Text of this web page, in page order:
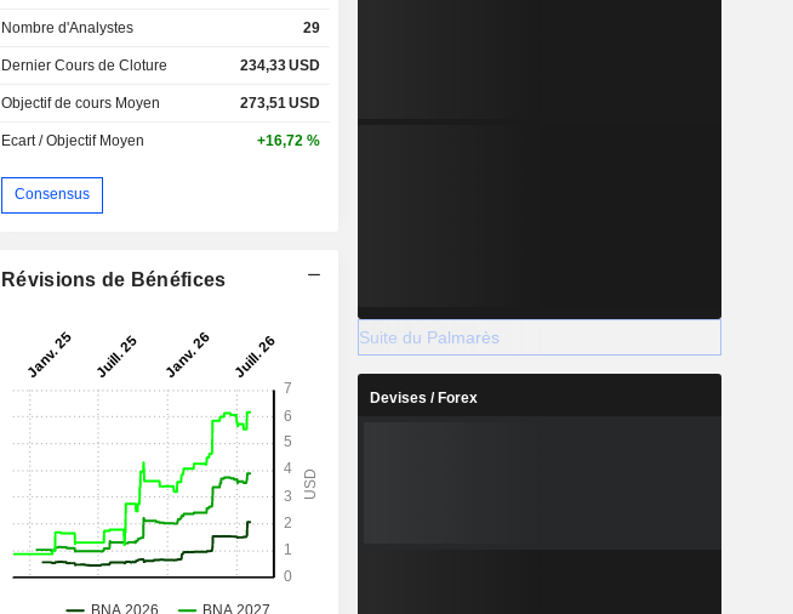
Nombre d'Analystes 29
Dernier Cours de Cloture 234,33USD
Objectif de cours Moyen 273,51 USD
Ecart / Objectif Moyen +16,72 %
Consensus
Révisions de Bénéfices
Suite du Palmarès
Devises / Forex